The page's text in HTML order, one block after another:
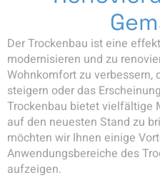
Der Trockenbau ist eine
modernisieren und zu
Wohnkomfort zu verbessern,
steigern oder das
Trockenbau bietet vielfältige
auf den neuesten Stand zu
möchten wir Ihnen einige
Anwendungsbereiche des
aufzeigen.